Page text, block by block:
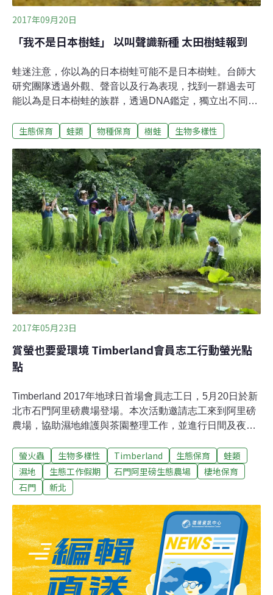
2017年09月20日
「我不是日本樹蛙」 以叫聲識新種 太田樹蛙報到
蛙迷注意，你以為的日本樹蛙可能不是日本樹蛙。台師大
研究團隊透過外觀、聲音以及行為表現，找到一群過去可
能以為是日本樹蛙的族群，透過DNA鑑定，獨立出不同族
田樹蛙時，記得停看聽仔細分辨！我不是日本樹蛙！ 叫聲
其細碎如蟲鳴的叫聲，讓大多數人錯過駐足聆聽的機會，
也忽略了在叫聲中隱藏著的分類學訊息。「居住在台灣西
北部地區的日本樹蛙只會發出宛如微細而規則的蟲鳴聲。
但是東部和南部的樹蛙卻可發出另一種高低起伏、強弱參
雜的曲調。」這段描述揭開了在日本樹蛙這個龐大族群下
隱藏的可能性。台師大生科系師生王盈涵、蕭郁薇、林思
民等人所組成的研究團隊，透過遺傳、形態、叫聲、和行
為反應，從過去大家熟知的「日本樹蛙」獨立出台灣新種
樹蛙；其中，叫聲差異和行為反應的實驗，證實兩個物種
可以辨識彼此的叫聲。研究結果已於近日發表於國
生態保育 蛙類 物種保育 樹蛙 生物多樣性
2017年05月23日
賞螢也要愛環境 Timberland會員志工行動螢光點
點
Timberland 2017年地球日首場會員志工日，5月20日於新
北市石門阿里磅農場登場。本次活動邀請志工來到阿里磅
農場，協助濕地維護與茶園整理工作，並進行日間及夜間
不同的生態之美。阿里磅是石門的舊稱，石門地區是日治
時期頗負盛名的紅茶產地，當時的紅茶市場多為外銷，二
次大戰日本戰敗、台灣退出聯合國嚴重影響阿里磅紅茶的
外銷市場，加以當時國人習慣喝烏龍、包種茶，讓石門的
茶產業逐漸沒落。石門茶產業盛極一時，山坡地也多開發
作為茶園，阿里磅農場的部分園區舊時即為茶園農地，早
年因種茶、製茶利潤高，農場內還留有一條當時為了種茶
所建造的水圳，至今仍然圳水潺潺。在講師的解說聲中，
水聲也泠泠作響，引著志工遙想當年阿里磅茶產業的盛
況。目前阿里磅農場在小部份園區嘗試以生態農法復耕茶
螢火蟲 生物多樣性 Timberland 生態保育
蛙類
濕地
生態工作假期 石門阿里磅生態農場
棲地保育
石門
新北